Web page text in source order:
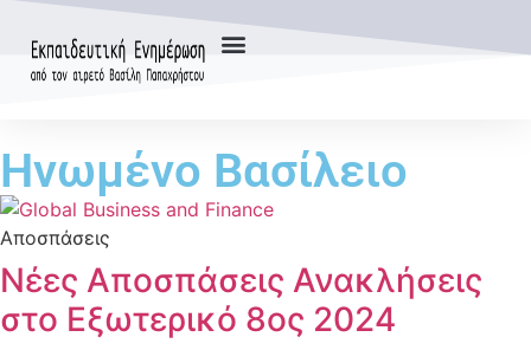
Ηνωμένο Βασίλειο
Αποσπάσεις
Νέες Αποσπάσεις Ανακλήσεις
στο Εξωτερικό 8ος 2024